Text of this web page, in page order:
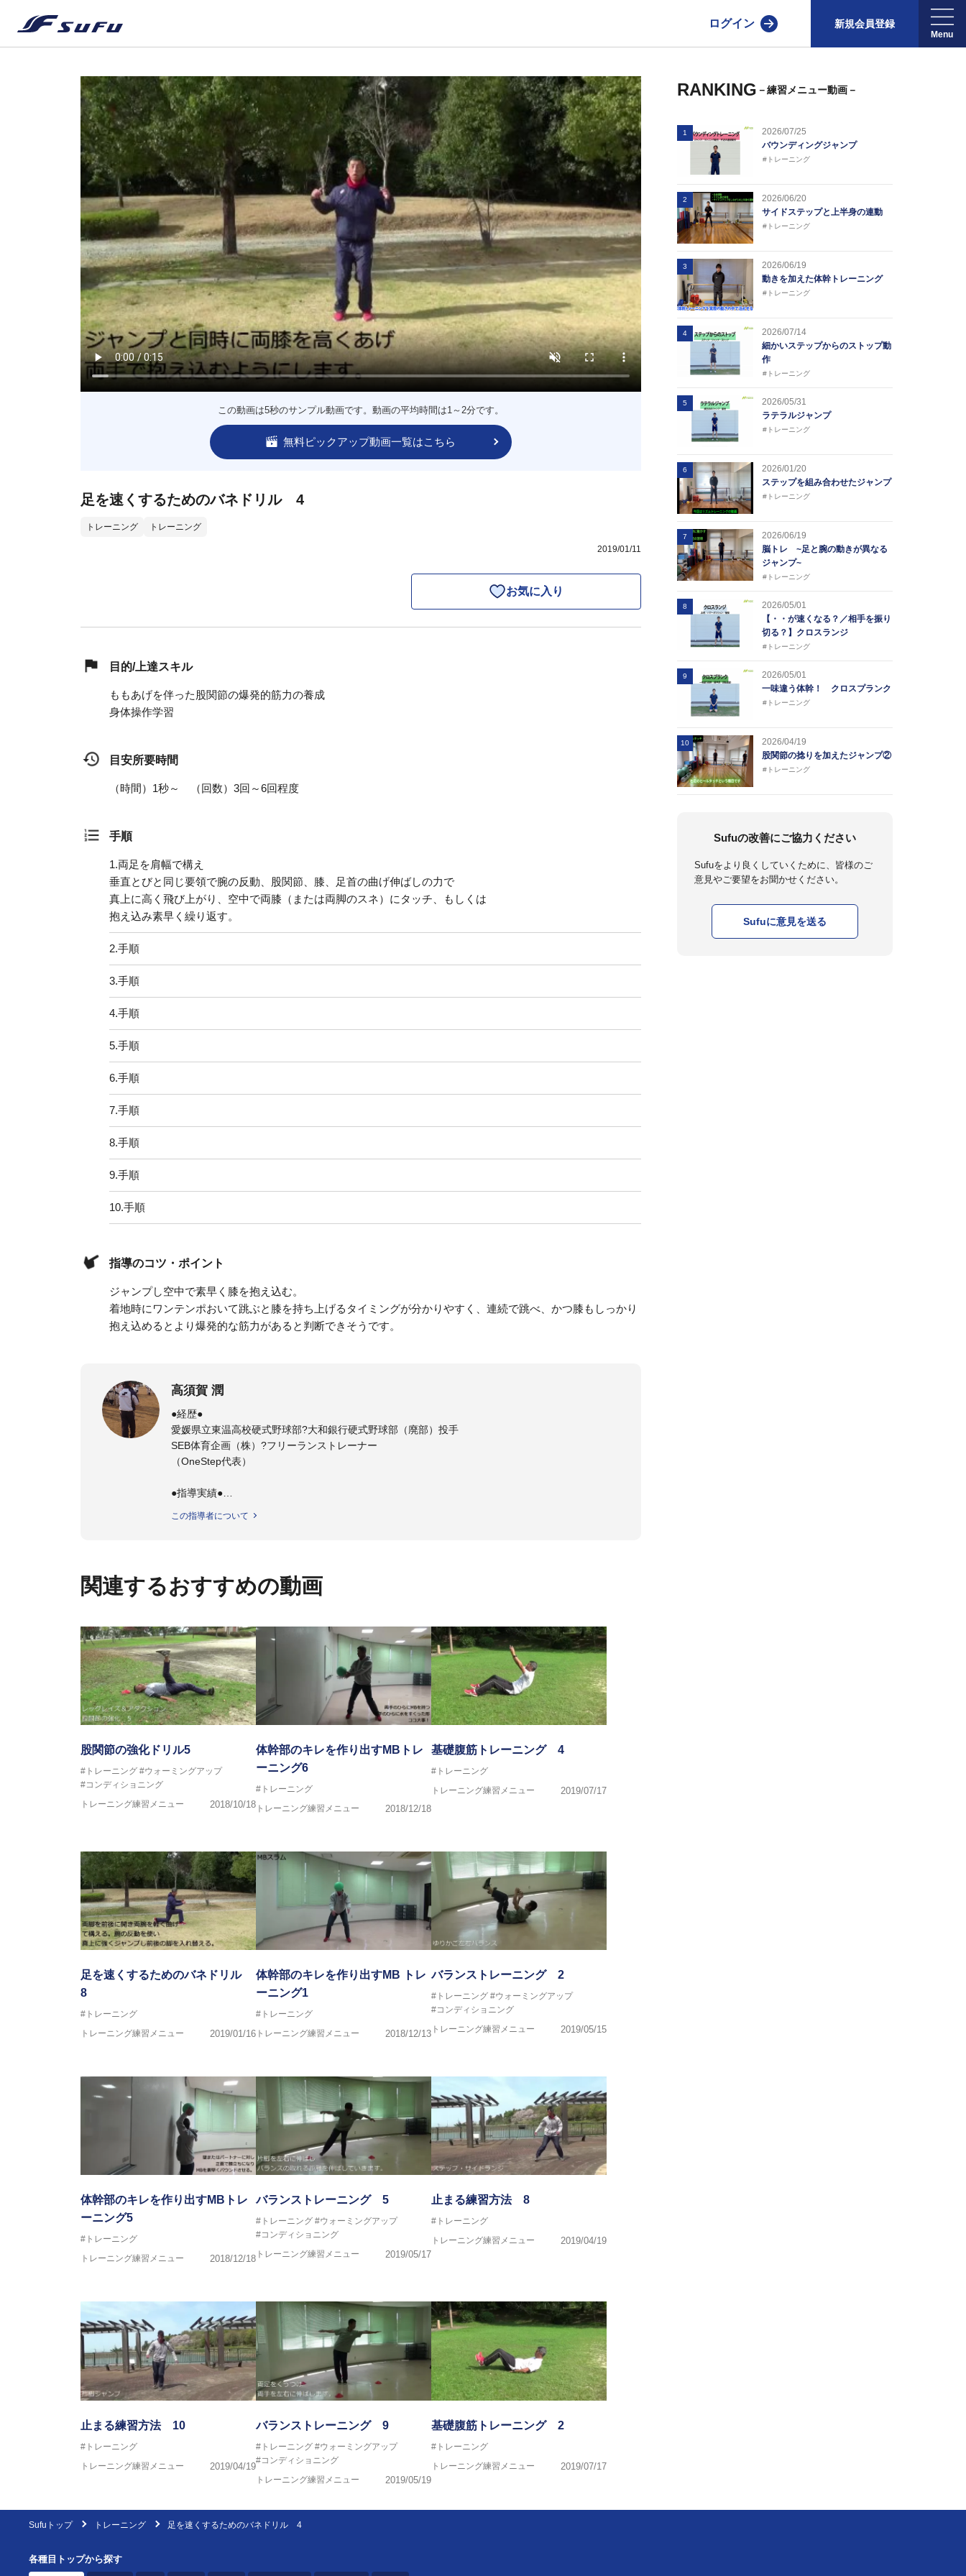
ログイン 新規会員登録
この動画は5秒のサンプル動画です。動画の平均時間は1～2分です。
無料ピックアップ動画一覧はこちら
足を速くするためのバネドリル 4
トレーニング トレーニング
2019/01/11
お気に入り
目的/上達スキル
ももあげを伴った股関節の爆発的筋力の養成
身体操作学習
目安所要時間
（時間）1秒～ （回数）3回～6回程度
手順
1.両足を肩幅で構え
垂直とびと同じ要領で腕の反動、股関節、膝、足首の曲げ伸ばしの力で
真上に高く飛び上がり、空中で両膝（または両脚のスネ）にタッチ、もしくは
抱え込み素早く繰り返す。
2.手順
3.手順
4.手順
5.手順
6.手順
7.手順
8.手順
9.手順
10.手順
指導のコツ・ポイント
ジャンプし空中で素早く膝を抱え込む。
着地時にワンテンポおいて跳ぶと膝を持ち上げるタイミングが分かりやすく、連続で跳べ、かつ膝もしっかり
抱え込めるとより爆発的な筋力があると判断できそうです。
高須賀 潤
●経歴●
愛媛県立東温高校硬式野球部?大和銀行硬式野球部（廃部）投手
SEB体育企画（株）?フリーランストレーナー
（OneStep代表）
●指導実績●
観音寺第一高校野球部
丹原高校野球部
東温高校野球部
松山西中等教育学校野球部
南宇和高校野球部
八幡浜工業野球部
IPU環太平洋大学短期大学部ソフトボール部
愛媛大学医学部準硬式野球部 他
●資格●
日本スポーツ協会公認 スポーツプログラマー
日本トレーニング指導者協会 JATI?ATI
強化が出来る内容を～
この指導者について
関連するおすすめの動画
股関節の強化ドリル5
#トレーニング #ウォーミングアップ
#コンディショニング
トレーニング練習メニュー
2018/10/18
体幹部のキレを作り出すMBトレ
ーニング6
#トレーニング
トレーニング練習メニュー
2018/12/18
基礎腹筋トレーニング 4
#トレーニング
トレーニング練習メニュー
2019/07/17
足を速くするためのバネドリル
8
#トレーニング
トレーニング練習メニュー
2019/01/16
体幹部のキレを作り出すMB トレ
ーニング1
#トレーニング
トレーニング練習メニュー
2018/12/13
バランストレーニング 2
#トレーニング #ウォーミングアップ
#コンディショニング
トレーニング練習メニュー
2019/05/15
体幹部のキレを作り出すMBトレ
ーニング5
#トレーニング
トレーニング練習メニュー
2018/12/18
バランストレーニング 5
#トレーニング #ウォーミングアップ
#コンディショニング
トレーニング練習メニュー
2019/05/17
止まる練習方法 8
#トレーニング
トレーニング練習メニュー
2019/04/19
止まる練習方法 10
#トレーニング
トレーニング練習メニュー
2019/04/19
バランストレーニング 9
#トレーニング #ウォーミングアップ
#コンディショニング
トレーニング練習メニュー
2019/05/19
基礎腹筋トレーニング 2
#トレーニング
トレーニング練習メニュー
2019/07/17
RANKING －練習メニュー動画－
1
2026/07/25
バウンディングジャンプ
#トレーニング
2
2026/06/20
サイドステップと上半身の連動
#トレーニング
3
2026/06/19
動きを加えた体幹トレーニング
#トレーニング
4
2026/07/14
細かいステップからのストップ動
作
#トレーニング
5
2026/05/31
ラテラルジャンプ
#トレーニング
6
2026/01/20
ステップを組み合わせたジャンプ
#トレーニング
7
2026/06/19
脳トレ ~足と腕の動きが異なる
ジャンプ~
#トレーニング
8
2026/05/01
【・・が速くなる？／相手を振り
切る？】クロスランジ
#トレーニング
9
2026/05/01
一味違う体幹！ クロスプランク
#トレーニング
10
2026/04/19
股関節の捻りを加えたジャンプ②
#トレーニング
Sufuの改善にご協力ください
Sufuをより良くしていくために、皆様のご
意見やご要望をお聞かせください。
Sufuに意見を送る
Sufuトップ トレーニング 足を速くするためのバネドリル 4
各種目トップから探す